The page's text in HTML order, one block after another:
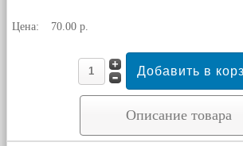
Цена: 70.00 р.
Описание товара